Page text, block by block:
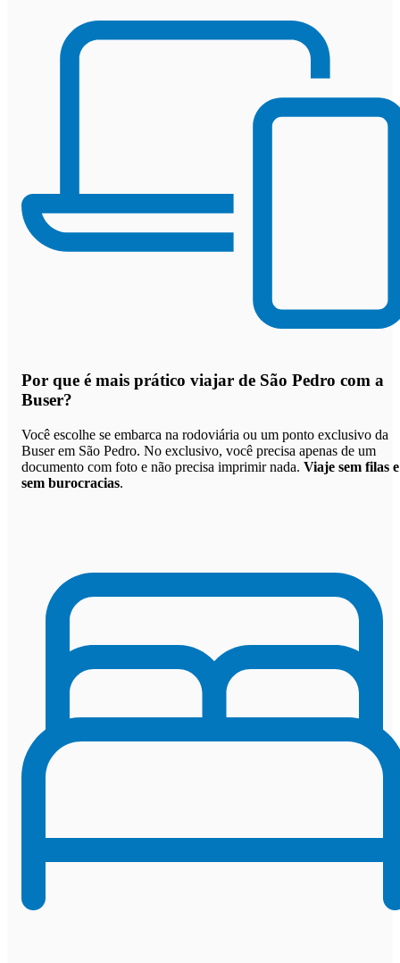
Por que é mais prático viajar de São Pedro com a
Buser?
Você escolhe se embarca na rodoviária ou um ponto exclusivo da
Buser em São Pedro. No exclusivo, você precisa apenas de um
documento com foto e não precisa imprimir nada. Viaje sem filas e
sem burocracias.